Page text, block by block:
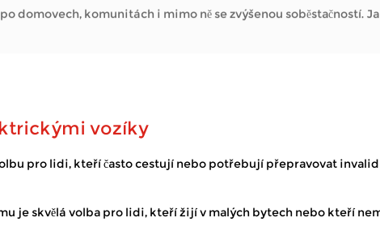
komunitách i mimo ně se zvýšenou soběstačností.
vozíky
pro lidi, kteří často cestují nebo potřebují přepravovat
je skvělá volba pro lidi, kteří žijí v malých bytech nebo kteří